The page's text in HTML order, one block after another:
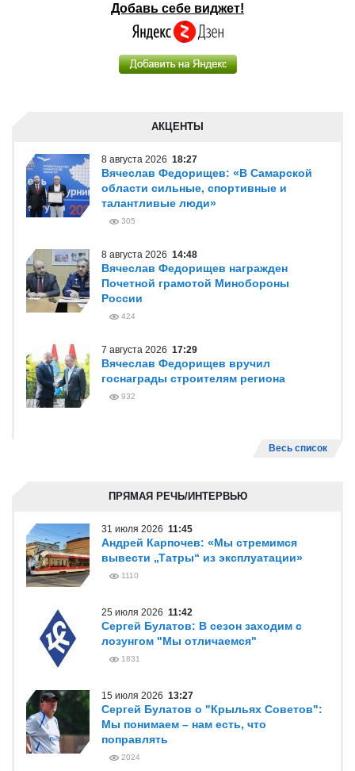
Добавь себе виджет!
АКЦЕНТЫ
8 августа 2026 18:27
Вячеслав Федорищев: «В Самарской
области сильные, спортивные и
талантливые люди»
305
8 августа 2026 14:48
Вячеслав Федорищев награжден
Почетной грамотой Минобороны
России
424
7 августа 2026 17:29
Вячеслав Федорищев вручил
госнаграды строителям региона
932
Весь список
ПРЯМАЯ РЕЧЬ/ИНТЕРВЬЮ
31 июля 2026 11:45
Андрей Карпочев: «Мы стремимся
вывести „Татры“ из эксплуатации»
1110
25 июля 2026 11:42
Сергей Булатов: В сезон заходим с
лозунгом "Мы отличаемся"
1831
15 июля 2026 13:27
Сергей Булатов о "Крыльях Советов":
Мы понимаем – нам есть, что
поправлять
2024